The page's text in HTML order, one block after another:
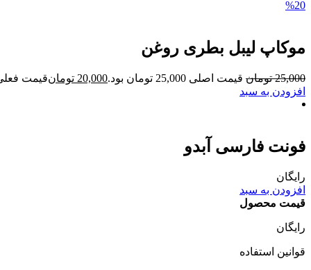
%20
موکاپ لیبل بطری روغن
25,000 تومان قیمت اصلی 25,000 تومان بود. 20,000 تومانقیمت فعلی 20,000
افزودن به سبد
فونت فارسی آبدو
رایگان
افزودن به سبد
قیمت محصول
رایگان
قوانین استفاده